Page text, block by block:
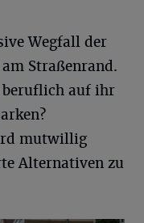
Wegfall der
Straßenrand.
beruflich auf ihr
mutwillig
Alternativen zu